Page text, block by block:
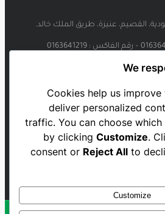
القصيم، عنيزة، طريق الملك خالد.
We
Cookies help us
deliver personalized
traffic. You can choose
by clickingCustomize.
consent or Reject All to
Customize